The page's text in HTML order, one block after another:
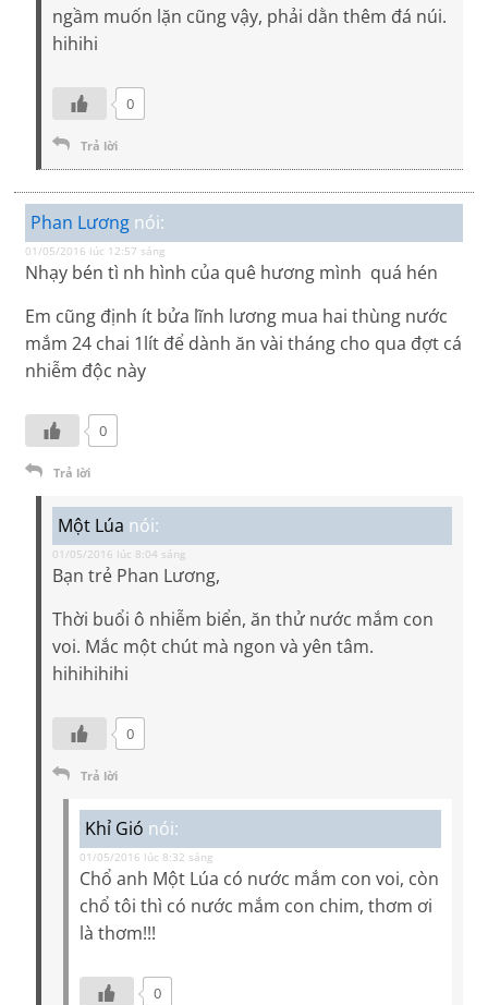
ngầm muốn lặn cũng vậy, phải dằn thêm đá núi.
hihihi
0
Trả lời
Phan Lương nói:
01/05/2016 lúc 12:57 sáng
Nhạy bén tì nh hình của quê hương mình quá hén
Em cũng định ít bửa lĩnh lương mua hai thùng nước
mắm 24 chai 1lít để dành ăn vài tháng cho qua đợt cá
nhiễm độc này
0
Trả lời
Một Lúa nói:
01/05/2016 lúc 8:04 sáng
Bạn trẻ Phan Lương,
Thời buổi ô nhiễm biển, ăn thử nước mắm con
voi. Mắc một chút mà ngon và yên tâm.
hihihihihi
0
Trả lời
Khỉ Gió nói:
01/05/2016 lúc 8:32 sáng
Chổ anh Một Lúa có nước mắm con voi, còn
chổ tôi thì có nước mắm con chim, thơm ơi
là thơm!!!
0